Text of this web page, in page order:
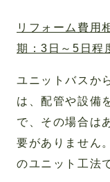
リフォーム費
期：3日～5日程
ユニットバスか
は、配管や設備
で、その場合は
要がありません
のユニット工法